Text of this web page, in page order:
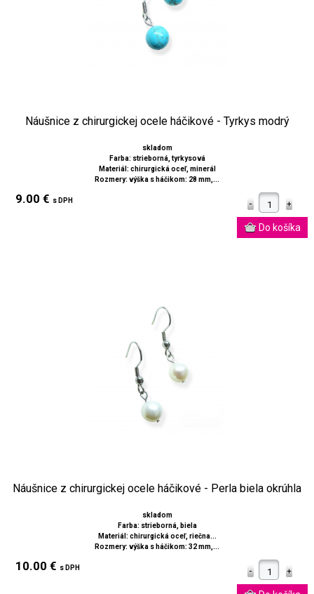
Náušnice z chirurgickej ocele háčikové - Tyrkys modrý
skladom
Farba: strieborná, tyrkysová
Materiál: chirurgická oceľ, minerál
Rozmery: výška s háčikom: 28 mm,...
9.00 € s DPH
Náušnice z chirurgickej ocele háčikové - Perla biela okrúhla
skladom
Farba: strieborná, biela
Materiál: chirurgická oceľ, riečna...
Rozmery: výška s háčikom: 32 mm,...
10.00 € s DPH